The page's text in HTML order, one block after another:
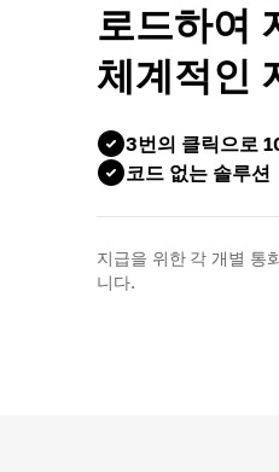
로드하여
체계적인
3번의 클릭으로
코드 없는 솔루션
지급을 위한 각 개별 통
니다.